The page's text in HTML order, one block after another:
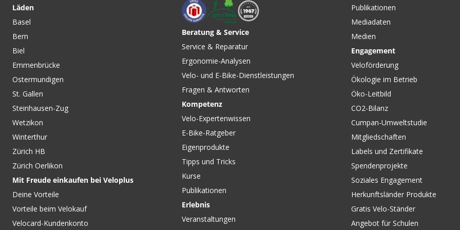
NEVO4 GT TOURING E-City- und Alltagsvelo
Läden
Basel
Bern
Biel
Emmenbrücke
Ostermundigen
St. Gallen
Steinhausen-Zug
Wetzikon
Winterthur
Zürich HB
Zürich Oerlikon
Mit Freude einkaufen bei Veloplus
Deine Vorteile
Vorteile beim Velokauf
Velocard-Kundenkonto
Beratung & Service
Service & Reparatur
Ergonomie-Analysen
Velo- und E-Bike-Dienstleistungen
Fragen & Antworten
Kompetenz
Velo-Expertenwissen
E-Bike-Ratgeber
Eigenprodukte
Tipps und Tricks
Kurse
Publikationen
Erlebnis
Veranstaltungen
Publikationen
Mediadaten
Medien
Engagement
Veloförderung
Ökologie im Betrieb
Öko-Leitbild
CO2-Bilanz
Cumpan-Umweltstudie
Mitgliedschaften
Labels und Zertifikate
Spendenprojekte
Soziales Engagement
Herkunftsländer Produkte
Gratis Velo-Ständer
Angebot für Schulen